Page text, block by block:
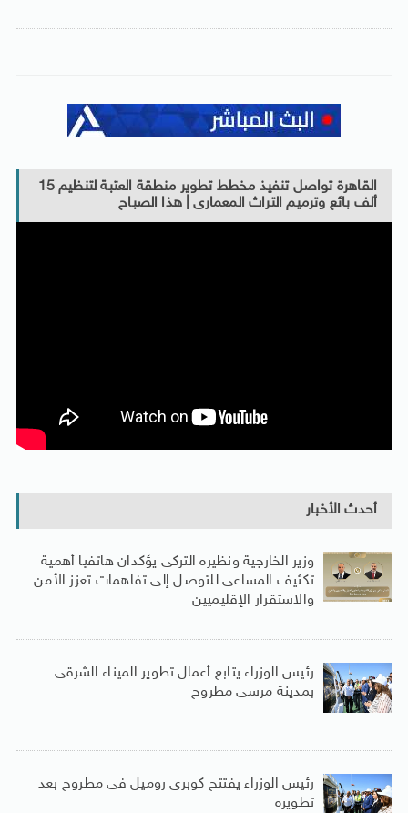
القاهرة تواصل تنفيذ مخطط تطوير منطقة العتبة لتنظيم 15
ألف بائع وترميم التراث المعمارى | هذا الصباح
أحدث الأخبار
وزير الخارجية ونظيره التركى يؤكدان هاتفيا أهمية
تكثيف المساعى للتوصل إلى تفاهمات تعزز الأمن
والاستقرار الإقليميين
رئيس الوزراء يتابع أعمال تطوير الميناء الشرقى
بمدينة مرسى مطروح
رئيس الوزراء يفتتح كوبرى روميل فى مطروح بعد
تطويره